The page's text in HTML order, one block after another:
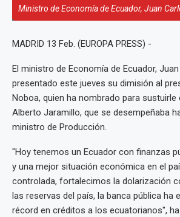
Ministro de Economía de Ecuador, Juan
MADRID 13 Feb. (EUROPA PRESS) -
El ministro de Economía de Ecuador,
presentado este jueves su dimisión al
Noboa, quien ha nombrado para sustuirle
Alberto Jaramillo, que se desempeñaba
ministro de Producción.
"Hoy tenemos un Ecuador con finanzas
y una mejor situación económica en el
controlada, fortalecimos la dolarización
las reservas del país, la banca pública ha
récord en créditos a los ecuatorianos",